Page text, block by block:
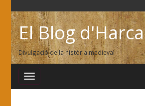
El Blog d'Harca
Divulgació de la història medieval